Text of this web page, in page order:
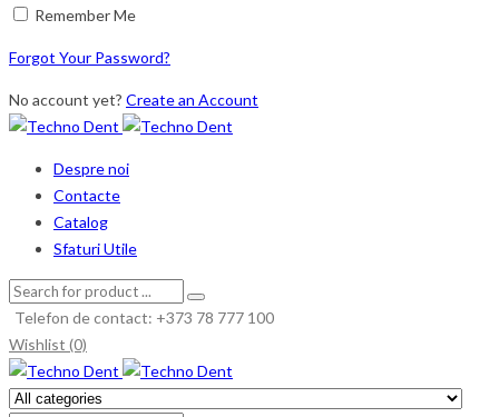
Remember Me
Forgot Your Password?
No account yet? Create an Account
Despre noi
Contacte
Catalog
Sfaturi Utile
Telefon de contact: +373 78 777 100
Wishlist (0)